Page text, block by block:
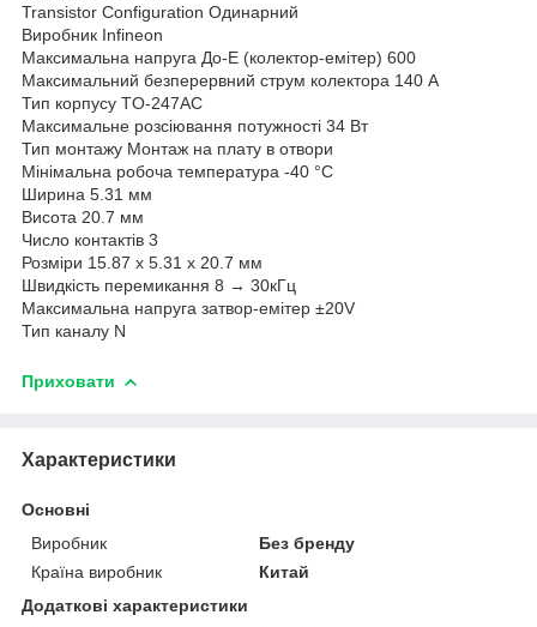
Transistor Configuration Одинарний
Виробник Infineon
Максимальна напруга До-Е (колектор-емітер) 600
Максимальний безперервний струм колектора 140 А
Тип корпусу TO-247AC
Максимальне розсіювання потужності 34 Вт
Тип монтажу Монтаж на плату в отвори
Мінімальна робоча температура -40 °C
Ширина 5.31 мм
Висота 20.7 мм
Число контактів 3
Розміри 15.87 x 5.31 x 20.7 мм
Швидкість перемикання 8 → 30кГц
Максимальна напруга затвор-емітер ±20V
Тип каналу N
Приховати
Характеристики
Основні
Виробник
Без бренду
Країна виробник
Китай
Додаткові характеристики